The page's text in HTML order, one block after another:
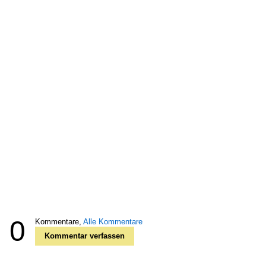
0 Kommentare, Alle Kommentare
Kommentar verfassen